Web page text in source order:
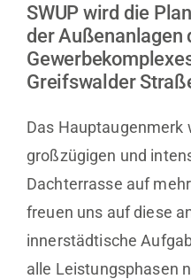
SWUP wird die
der Außenanlagen
Greifswalder
Das Hauptaugenmerk
großzügigen und
Dachterrasse auf
freuen uns auf diese
innerstädtische
alle Leistungsphasen